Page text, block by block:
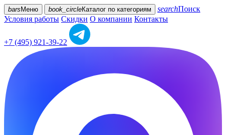
bars Меню book_circleКаталог по категориям searchПоиск
Условия работы Скидки О компании Контакты
+7 (495) 921-39-22